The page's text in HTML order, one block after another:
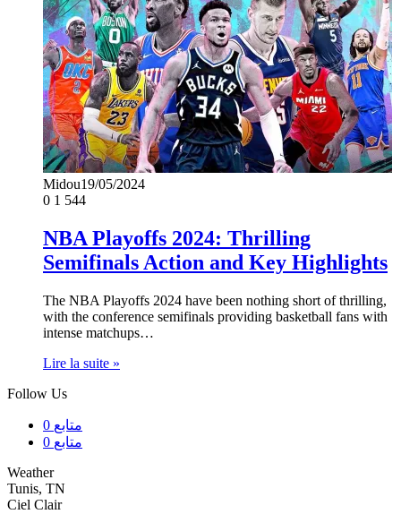
Midou19/05/2024
0 1 544
NBA Playoffs 2024: Thrilling
Semifinals Action and Key Highlights
The NBA Playoffs 2024 have been nothing short of thrilling,
with the conference semifinals providing basketball fans with
intense matchups…
Lire la suite »
Follow Us
0 متابع
0 متابع
Weather
Tunis, TN
Ciel Clair